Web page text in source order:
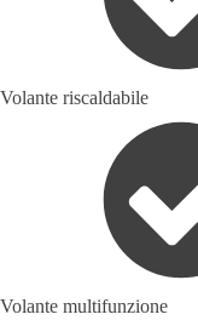
Volante riscaldabile
Volante multifunzione